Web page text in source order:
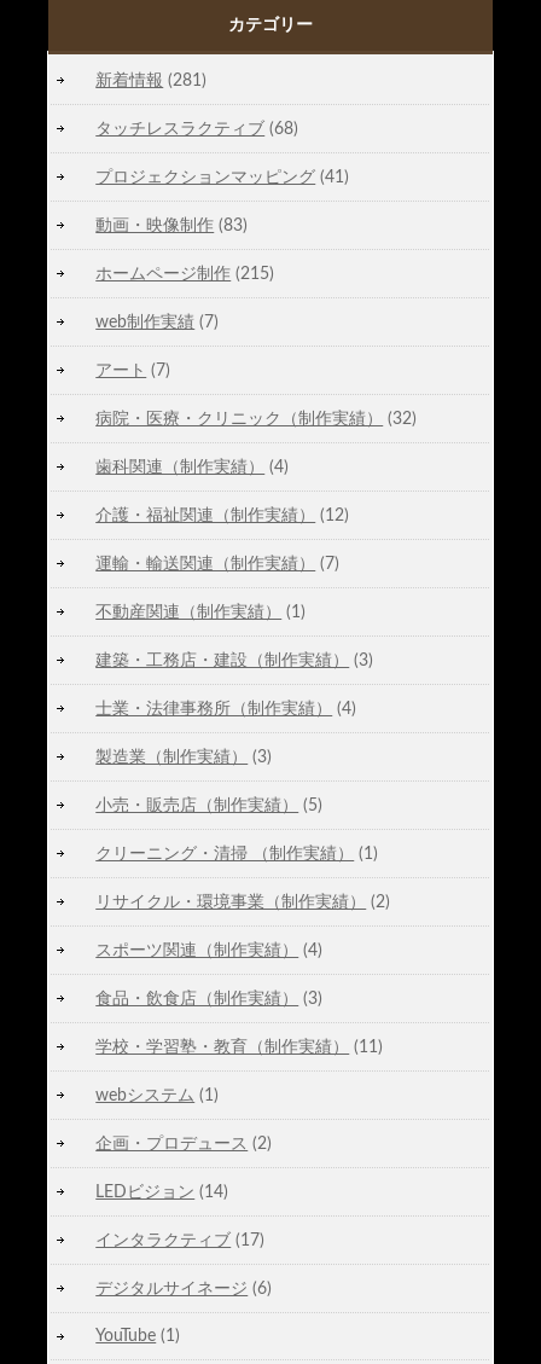
カテゴリー
新着情報 (281)
タッチレスラクティブ (68)
プロジェクションマッピング (41)
動画・映像制作 (83)
ホームページ制作 (215)
web制作実績 (7)
アート (7)
病院・医療・クリニック（制作実績） (32)
歯科関連（制作実績） (4)
介護・福祉関連（制作実績） (12)
運輸・輸送関連（制作実績） (7)
不動産関連（制作実績） (1)
建築・工務店・建設（制作実績） (3)
士業・法律事務所（制作実績） (4)
製造業（制作実績） (3)
小売・販売店（制作実績） (5)
クリーニング・清掃 （制作実績） (1)
リサイクル・環境事業（制作実績） (2)
スポーツ関連（制作実績） (4)
食品・飲食店（制作実績） (3)
学校・学習塾・教育（制作実績） (11)
webシステム (1)
企画・プロデュース (2)
LEDビジョン (14)
インタラクティブ (17)
デジタルサイネージ (6)
YouTube (1)